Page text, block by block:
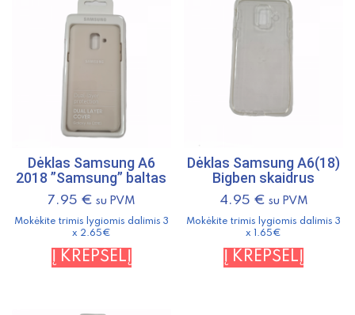
Dėklas Samsung A6
2018 ”Samsung” baltas
7.95 € su PVM
Mokėkite trimis lygiomis dalimis 3
x 2.65€
Į KREPŠELĮ
Dėklas Samsung A6(18)
Bigben skaidrus
4.95 € su PVM
Mokėkite trimis lygiomis dalimis 3
x 1.65€
Į KREPŠELĮ